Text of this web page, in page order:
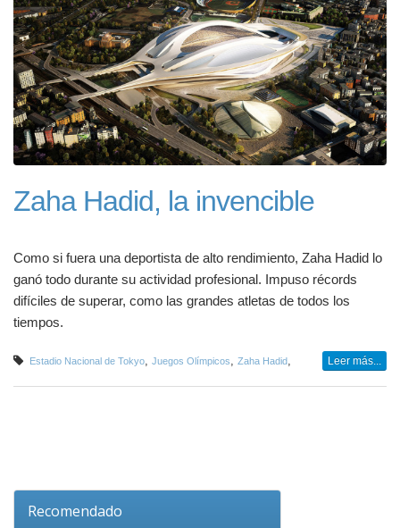
Zaha Hadid, la invencible
Como si fuera una deportista de alto rendimiento, Zaha Hadid lo
ganó todo durante su actividad profesional. Impuso récords
difíciles de superar, como las grandes atletas de todos los
tiempos.
Estadio Nacional de Tokyo, Juegos Olímpicos, Zaha Hadid, Leer más...
Recomendado